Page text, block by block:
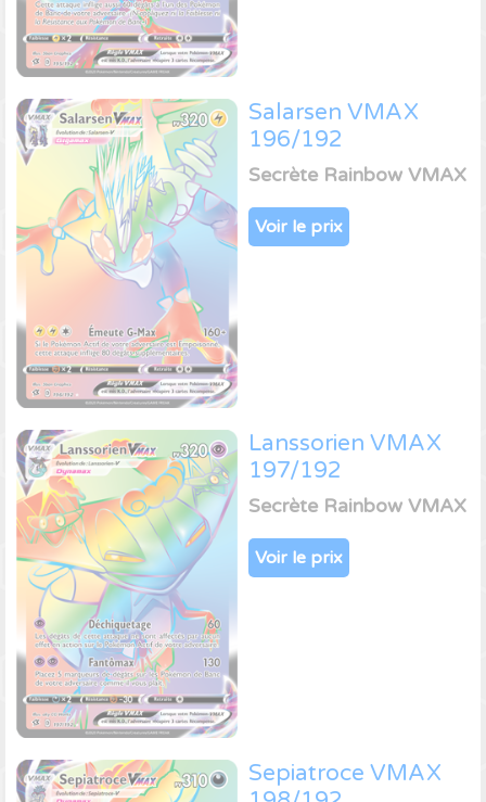
Salarsen VMAX
196/192
Secrète Rainbow VMAX
Voir le prix
Lanssorien VMAX
197/192
Secrète Rainbow VMAX
Voir le prix
Sepiatroce VMAX